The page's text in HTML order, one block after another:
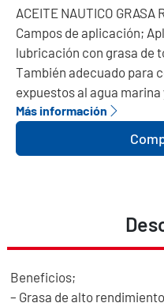
ACEITE NAUTICO GRASA
Campos de aplicación;
lubricación con grasa de
También adecuado para
expuestos al agua marina
Más información
Beneficios;
– Grasa de alto